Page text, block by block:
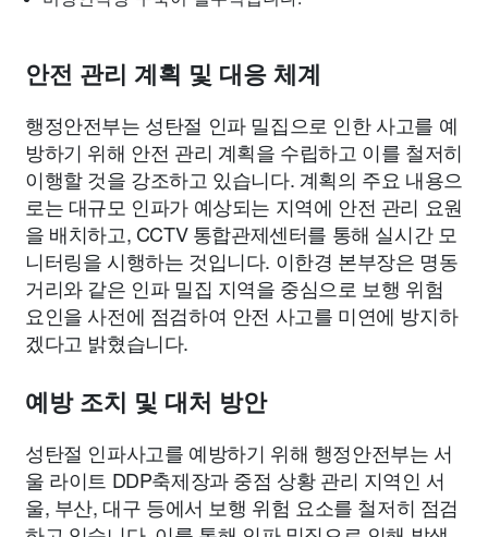
안전 관리 계획 및 대응 체계
행정안전부는 성탄절 인파 밀집으로 인한 사고를 예
방하기 위해 안전 관리 계획을 수립하고 이를 철저히
이행할 것을 강조하고 있습니다. 계획의 주요 내용으
로는 대규모 인파가 예상되는 지역에 안전 관리 요원
을 배치하고, CCTV 통합관제센터를 통해 실시간 모
니터링을 시행하는 것입니다. 이한경 본부장은 명동
거리와 같은 인파 밀집 지역을 중심으로 보행 위험
요인을 사전에 점검하여 안전 사고를 미연에 방지하
겠다고 밝혔습니다.
예방 조치 및 대처 방안
성탄절 인파사고를 예방하기 위해 행정안전부는 서
울 라이트 DDP축제장과 중점 상황 관리 지역인 서
울, 부산, 대구 등에서 보행 위험 요소를 철저히 점검